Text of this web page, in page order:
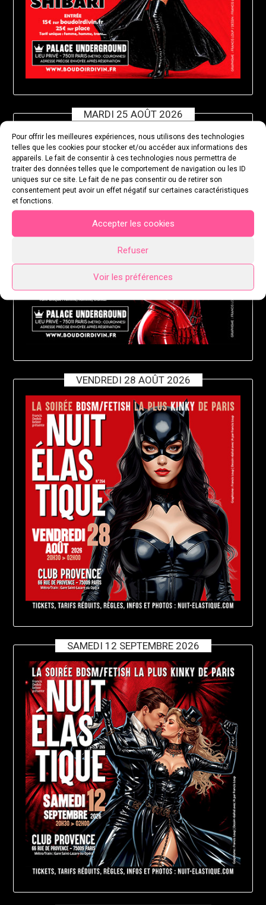
Pour offrir les meilleures expériences, nous utilisons des technologies
telles que les cookies pour stocker et/ou accéder aux informations des
appareils. Le fait de consentir à ces technologies nous permettra de
traiter des données telles que le comportement de navigation ou les ID
uniques sur ce site. Le fait de ne pas consentir ou de retirer son
consentement peut avoir un effet négatif sur certaines caractéristiques
et fonctions.
Accepter les cookies
Refuser
Voir les préférences
MARDI 25 AOÛT 2026
VENDREDI 28 AOÛT 2026
SAMEDI 12 SEPTEMBRE 2026